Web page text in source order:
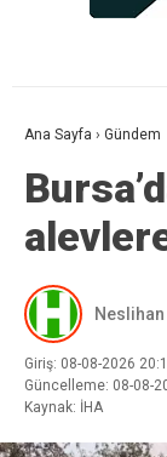
Ana Sayfa › Gündem
Neslihan
Giriş: 08-08-2026
Güncelleme: 08-08-
Kaynak: İHA